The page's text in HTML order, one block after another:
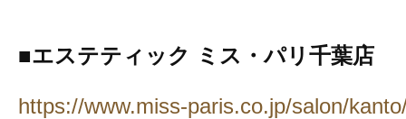
■エステティック ミス・パリ千葉店
https://www.miss-paris.co.jp/salon/